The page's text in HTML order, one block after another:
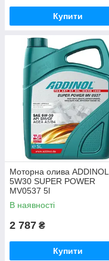
Купити
Моторна олива ADDINOL
5W30 SUPER POWER
MV0537 5l
В наявності
2 787 ₴
Купити